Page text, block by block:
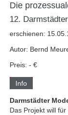
Die
12.
erschienen:
Autor: Bernd
Preis: - €
Info
Darmstädter
Das Projekt will